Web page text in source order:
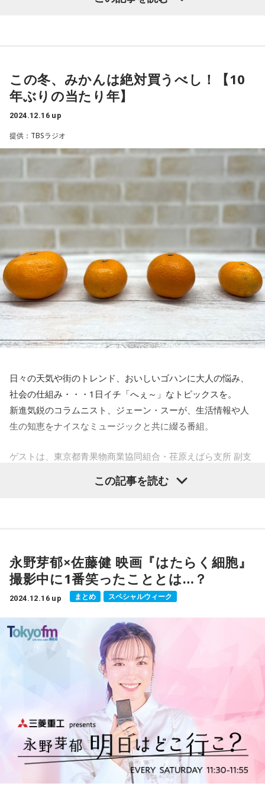
この冬、みかんは絶対買うべし！【10
年ぶりの当たり年】
2024.12.16 up
提供：TBSラジオ
日々の天気や街のトレンド、おいしいゴハンに大人の悩み、
社会の仕組み・・・1日イチ「へぇ～」なトピックスを。
新進気鋭のコラムニスト、ジェーン・スーが、生活情報や人
生の知恵をナイスなミュージックと共に綴る番組。
ゲストは、東京都青果物商業協同組合・荏原えばら支所 副支
みかんの甘さが決まる夏(7～8月)に雨が降らなかったことに
よって、甘みが強くなったそう。なので、基本的にどこで買
っても美味しい！
今回はそんな「みかん」の食べ比べ！
基本的にどこで買っても美味しい、ということなので、
スーパーでおすすめの「みかん」を食べ比べました。
『長崎県産 西海みかん』
・サイズは大きめ
・1袋の重さは、1.12kg
この記事を読む
永野芽郁×佐藤健 映画『はたらく細胞』
撮影中に1番笑ったこととは…？
2024.12.16 up まとめ スペシャルウィーク